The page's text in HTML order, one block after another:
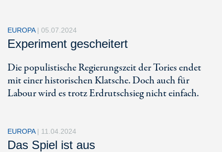
EUROPA | 05.07.2024
Experiment gescheitert
Die populistische Regierungszeit der Tories endet
mit einer historischen Klatsche. Doch auch für
Labour wird es trotz Erdrutschsieg nicht einfach.
EUROPA | 11.04.2024
Das Spiel ist aus